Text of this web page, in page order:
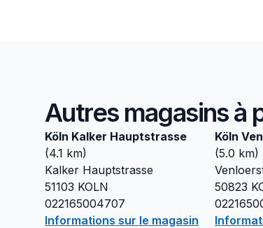
Autres magasins à
Köln Kalker Hauptstrasse
(4.1 km)
Kalker Hauptstrasse
51103 KOLN
022165004707
Informations sur le magasin
Köln
(5.0 km)
50823